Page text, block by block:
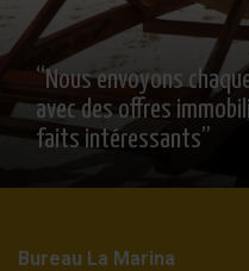
“Nous envoyons
avec des offres
faits intéressants”
Bureau La Marina